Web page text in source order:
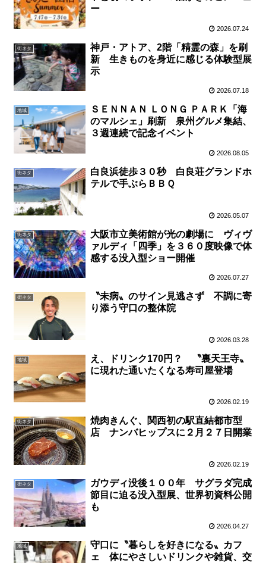
ー
2026.07.24
街ネタ
神戸・アトア、2階「精霊の森」を刷
新 生きものを身近に感じる体験型展
示
2026.07.18
地域
ＳＥＮＮＡＮ ＬＯＮＧ ＰＡＲＫ「海
のマルシェ」刷新 泉州グルメ集結、
３週連続で記念イベント
2026.08.05
街ネタ
白良浜徒歩３０秒 白良荘グランドホ
テルで手ぶらＢＢＱ
2026.05.07
街ネタ
大阪市立美術館が光の劇場に ヴィヴ
ァルディ「四季」を３６０度映像で体
感する没入型ショー開催
2026.07.27
街ネタ
〝未病〟のサイン見逃さず 不調に寄
り添う守口の整体院
2026.03.28
地域
え、ドリンク170円？ 〝裏天王寺〟
に現れた通いたくなる寿司屋登場
2026.02.19
街ネタ
焼肉きんぐ、関西初の駅直結都市型
店 ナンバヒップスに２月２７日開業
2026.02.19
街ネタ
ガウディ没後１００年 サグラダ完成
節目に迫る没入型展、世界初資料公開
も
2026.04.27
地域
守口に〝暮らしを好きになる〟カフ
ェ 体にやさしいドリンクや雑貨、交